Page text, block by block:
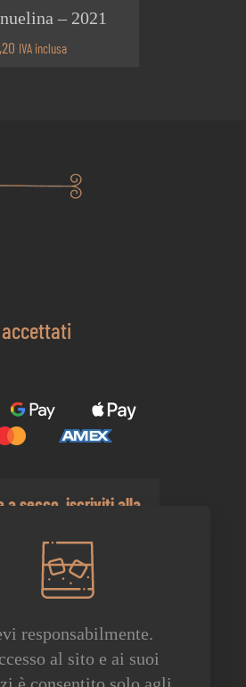
– 2021
IVA inclusa
a secco, iscriviti alla
spam! Leggi la nostra
responsabilmente.
al sito e ai suoi